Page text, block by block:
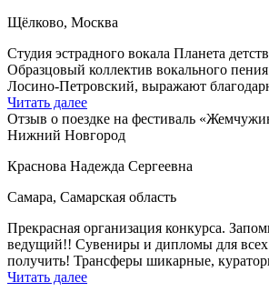
Щёлково, Москва
Студия эстрадного вокала Планета
Образцовый коллектив вокального
Лосино-Петровский, выражают
Читать далее
Отзыв о поездке на фестиваль
Нижний Новгород
Краснова Надежда Сергеевна
Самара, Самарская область
Прекрасная организация конкурса.
ведущий!! Сувениры и дипломы для
получить! Трансферы шикарные,
Читать далее